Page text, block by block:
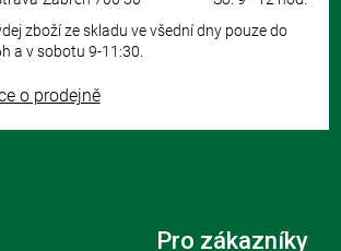
zboží ze skladu ve všední dny pouze do
a v sobotu 9-11:30.
o prodejně
Pro zákazníky